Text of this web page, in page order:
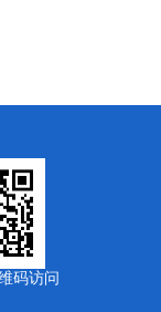
码访问